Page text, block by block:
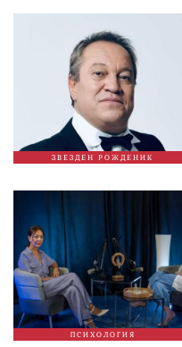
ЗВЕЗДЕН РОЖДЕНИК
ПСИХОЛОГИЯ